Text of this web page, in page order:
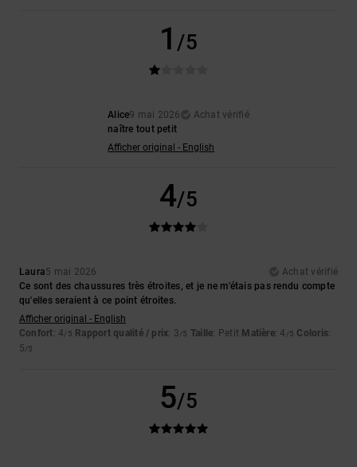
1 /5
Alice9 mai 2026
Achat vérifié
naître tout petit
Afficher original - English
4/5
Laura5 mai 2026
Achat vérifié
Ce sont des chaussures très étroites, et je ne m'étais pas rendu compte
qu'elles seraient à ce point étroites.
Afficher original - English
Confort: 4/5 Rapport qualité / prix: 3/5 Taille: Petit Matière: 4 /5 Coloris:
5/5
5/5